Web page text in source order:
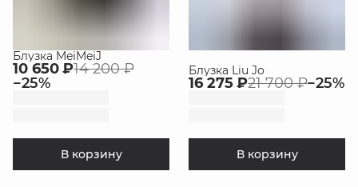
Блузка MeiMeiJ
10 650 ₽14 200 ₽
−25%
В корзину
Блузка Liu Jo
16 275 ₽21 700 ₽−25%
В корзину